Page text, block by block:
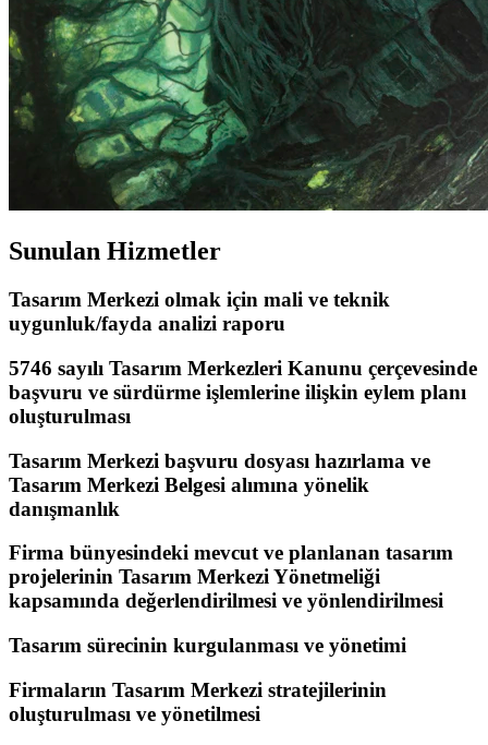
Sunulan Hizmetler
Tasarım Merkezi olmak için mali ve teknik
uygunluk/fayda analizi raporu
5746 sayılı Tasarım Merkezleri Kanunu çerçevesinde
başvuru ve sürdürme işlemlerine ilişkin eylem planı
oluşturulması
Tasarım Merkezi başvuru dosyası hazırlama ve
Tasarım Merkezi Belgesi alımına yönelik
danışmanlık
Firma bünyesindeki mevcut ve planlanan tasarım
projelerinin Tasarım Merkezi Yönetmeliği
kapsamında değerlendirilmesi ve yönlendirilmesi
Tasarım sürecinin kurgulanması ve yönetimi
Firmaların Tasarım Merkezi stratejilerinin
oluşturulması ve yönetilmesi